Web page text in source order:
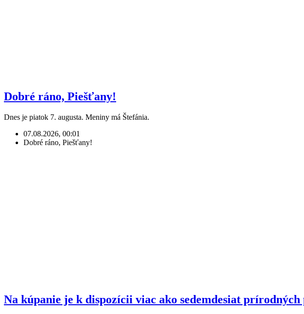
Dobré ráno, Piešťany!
Dnes je piatok 7. augusta. Meniny má Štefánia.
07.08.2026, 00:01
Dobré ráno, Piešťany!
Na kúpanie je k dispozícii viac ako sedemdesiat